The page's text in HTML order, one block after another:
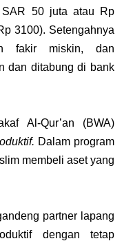
SAR 50 juta atau Rp
3100). Setengahnya
fakir miskin, dan
dan ditabung di bank
Al-Qur’an (BWA)
Dalam program
membeli aset yang
partner lapang
dengan tetap